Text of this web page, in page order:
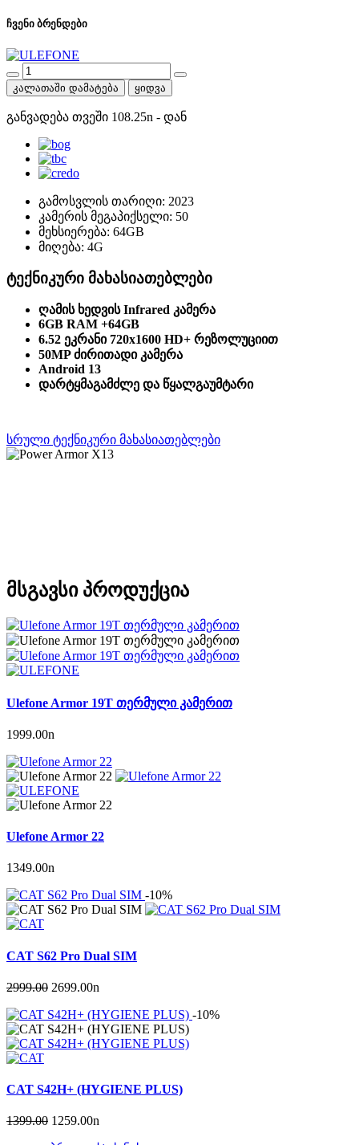
ჩვენი ბრენდები
კალათაში დამატება ყიდვა
განვადება თვეში 108.25n - დან
გამოსვლის თარიღი: 2023
კამერის მეგაპიქსელი: 50
მეხსიერება: 64GB
მიღება: 4G
ტექნიკური მახასიათებლები
ღამის ხედვის Infrared კამერა
6GB RAM +64GB
6.52 ეკრანი 720x1600 HD+ რეზოლუციით
50MP ძირითადი კამერა
Android 13
დარტყმაგამძლე და წყალგაუმტარი
სრული ტექნიკური მახასიათებლები
მსგავსი პროდუქცია
Ulefone Armor 19T თერმული კამერით
1999.00n
Ulefone Armor 22
1349.00n
-10%
CAT S62 Pro Dual SIM
2999.00 2699.00n
-10%
CAT S42H+ (HYGIENE PLUS)
1399.00 1259.00n